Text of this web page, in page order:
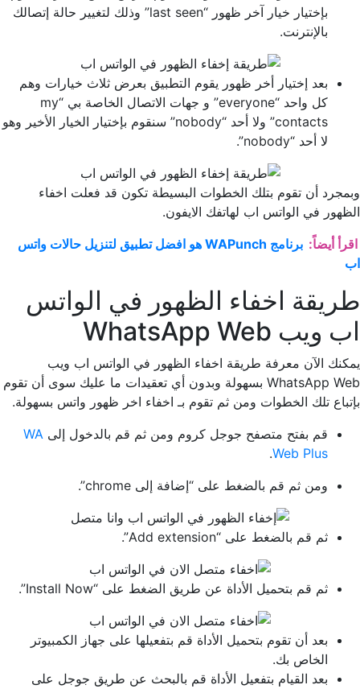
بإختيار خيار آخر ظهور “last seen” وذلك لتغيير حالة إتصالك
بالإنترنت.
بعد إختيار أخر ظهور يقوم التطبيق بعرض ثلاث خيارات وهم
كل واحد “everyone” و جهات الاتصال الخاصة بي “my
contacts” ولا أحد “nobody” سنقوم بإختيار الخيار الأخير وهو
لا أحد “nobody”.
وبمجرد أن تقوم بتلك الخطوات البسيطة تكون قد فعلت اخفاء
الظهور في الواتس اب لهاتفك الايفون.
اقرأ أيضاً:
برنامج WAPunch هو افضل تطبيق لتنزيل حالات واتس
اب
طريقة اخفاء الظهور في الواتس
اب ويب WhatsApp Web
يمكنك الآن معرفة طريقة اخفاء الظهور في الواتس اب ويب
WhatsApp Web بسهولة وبدون أي تعقيدات ما عليك سوى أن تقوم
بإتباع تلك الخطوات ومن ثم تقوم بـ اخفاء اخر ظهور واتس بسهولة.
قم بفتح متصفح جوجل كروم ومن ثم قم بالدخول إلى WA
Web Plus
.
ومن ثم قم بالضغط على “إضافة إلى chrome”.
ثم قم بالضغط على “Add extension”.
ثم قم بتحميل الأداة عن طريق الضغط على “Install Now”.
بعد أن تقوم بتحميل الأداة قم بتفعيلها على جهاز الكمبيوتر
الخاص بك.
بعد القيام بتفعيل الأداة قم بالبحث عن طريق جوجل على